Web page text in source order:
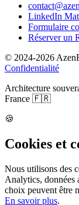
LinkedIn
Formulaire
Réserver un
© 2024-2026
Confidentialité
Architecture
France 🇫🇷
🍪
Cookies et
Nous utilisons des
Analytics, données
choix peuvent être
En savoir plus.